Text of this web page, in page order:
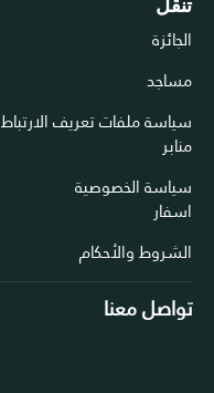
تنقل
الجائزة
مساجد
سياسة ملفات تعريف الارتباط
منابر
سياسة الخصوصية
اسفار
الشروط والأحكام
تواصل معنا